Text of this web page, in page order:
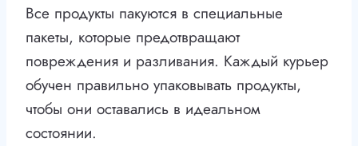
Все продукты пакуются в специальные
пакеты, которые предотвращают
повреждения и разливания. Каждый курьер
обучен правильно упаковывать продукты,
чтобы они оставались в идеальном
состоянии.